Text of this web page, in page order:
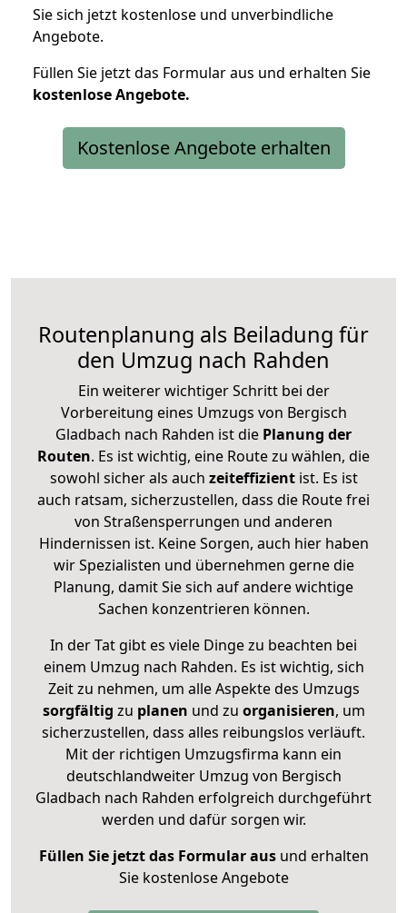
Sie sich jetzt kostenlose und unverbindliche
Angebote.
Füllen Sie jetzt das Formular aus und erhalten Sie
kostenloseAngebote.
Kostenlose Angebote erhalten
Routenplanung als Beiladung für
den Umzug nach Rahden
Ein weiterer wichtiger Schritt bei der
Vorbereitung eines Umzugs von Bergisch
Gladbach nach Rahden ist die Planung der
Routen. Es ist wichtig, eine Route zu wählen, die
sowohl sicher als auch zeiteffizientist. Es ist
auch ratsam, sicherzustellen, dass die Route frei
von Straßensperrungen und anderen
Hindernissen ist. Keine Sorgen, auch hier haben
wir Spezialisten und übernehmen gerne die
Planung, damit Sie sich auf andere wichtige
Sachen konzentrieren können.
In der Tat gibt es viele Dinge zu beachten bei
einem Umzug nach Rahden. Es ist wichtig, sich
Zeit zu nehmen, um alle Aspekte des Umzugs
sorgfältig zu planen und zu organisieren, um
sicherzustellen, dass alles reibungslos verläuft.
Mit der richtigen Umzugsfirma kann ein
deutschlandweiter Umzug von Bergisch
Gladbach nach Rahden erfolgreich durchgeführt
werden und dafür sorgen wir.
Füllen Sie jetzt das Formular ausund erhalten
Sie kostenlose Angebote